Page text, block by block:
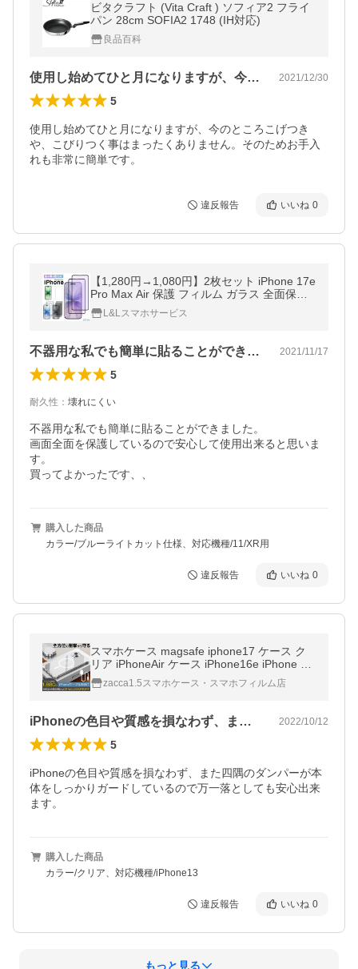
ビタクラフト (Vita Craft ) ソフィア2 フライ
パン 28cm SOFIA2 1748 (IH対応)
良品百科
使用し始めてひと月になりますが、今のと… 2021/12/30
5
使用し始めてひと月になりますが、今のところこげつき
や、こびりつく事はまったくありません。そのためお手入
れも非常に簡単です。
違反報告 いいね 0
【1,280円→1,080円】2枚セット iPhone 17e
Pro Max Air 保護 フィルム ガラス 全面保護
16e AirPods 4 AppleWatchSeries10 15 Pro
Max Plus SE (第3/2世代)
L&Lスマホサービス
不器用な私でも簡単に貼ることができまし… 2021/11/17
5
耐久性 ： 壊れにくい
不器用な私でも簡単に貼ることができました。
画面全面を保護しているので安心して使用出来ると思いま
す。
買ってよかったです、、
購入した商品
カラー/ブルーライトカット仕様、対応機種/11/XR用
違反報告 いいね 0
スマホケース magsafe iphone17 ケース ク
リア iPhoneAir ケース iPhone16e iPhone 14
15 Plus ケース 透明 MagSafeカバー iPhone
13 Pro Max 耐衝撃 アイフォン
zacca1.5スマホケース・スマホフィルム店
iPhoneの色目や質感を損なわず、ま… 2022/10/12
5
iPhoneの色目や質感を損なわず、また四隅のダンパーが本
体をしっかりガードしているので万一落としても安心出来
ます。
購入した商品
カラー/クリア、対応機種/iPhone13
違反報告 いいね 0
もっと見る